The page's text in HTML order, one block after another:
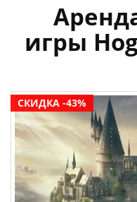
игры
СКИДКА -43%